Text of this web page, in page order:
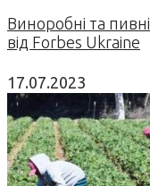
Виноробні та
від Forbes Ukraine
17.07.2023